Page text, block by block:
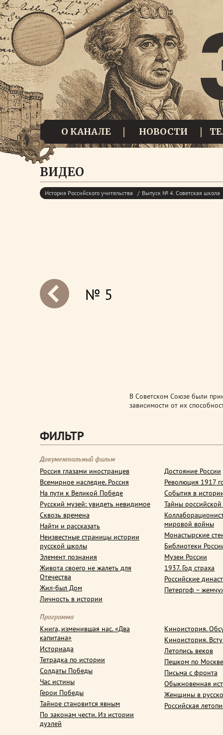
О КАНАЛЕ НОВОСТИ
ВИДЕО
История Российского учительства Выпуск № 4. Советская школа
№ 5
В Советском Союзе были
зависимости от их
ФИЛЬТР
Документальный фильм
Россия глазами иностранцев
Всемирное наследие. Россия
На пути к Великой Победе
Русский музей: увидеть невидимое
Сквозь времена
Найти и рассказать
Неизвестные страницы истории
русской школы
Элемент познания
Живота своего не жалеть для
Отечества
Жил-был Дом
Личность в истории
Достояние России
Революция 1917
События в
Тайны
мировой войны
Монастырские
Библиотеки
Музеи России
1937. Год страха
Российские
Петергоф –
Программа
Книга, изменившая нас. «Два
капитана»
Историада
Тетрадка по истории
Солдаты Победы
Час истины
Герои Победы
Тайное становится явным
По законам чести. Из истории
дуэлей
Киноистория.
Киноистория.
Летопись веков
Пешком по Москве
Письма с фронта
Обыкновенная
Женщины в
Российская